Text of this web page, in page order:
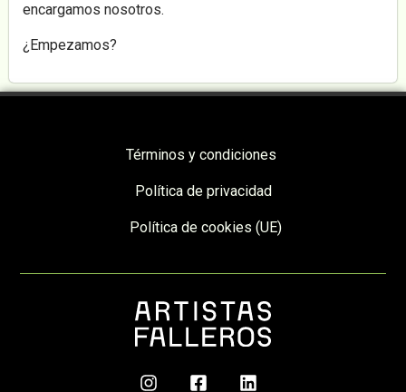
encargamos nosotros.
¿Empezamos?
Términos y condiciones
Política de privacidad
Política de cookies (UE)